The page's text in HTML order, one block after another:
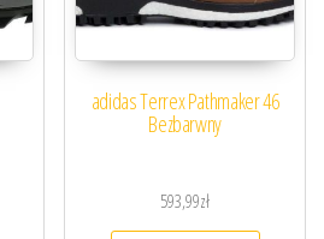
adidas Terrex Pathmaker 46
Bezbarwny
593,99zł